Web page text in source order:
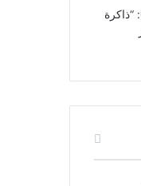
مهرجان الحمامات الدولي في دورته الـ60: “ذاكرة